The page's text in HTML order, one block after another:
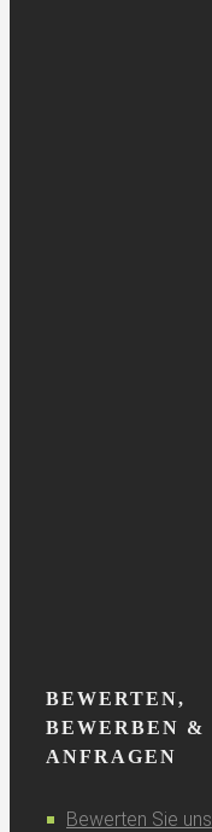
BEWERTEN,
BEWERBEN &
ANFRAGEN
Bewerten Sie uns